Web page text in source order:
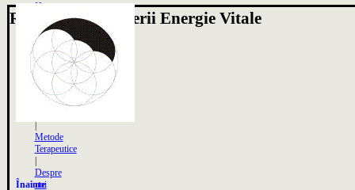
Restabilirea curgerii Energie Vitale
Înainte
Home
Index
Alfabetic
|
Magazin
OnLine
|
Materiale
|
Metode
Terapeutice
Despre
noi